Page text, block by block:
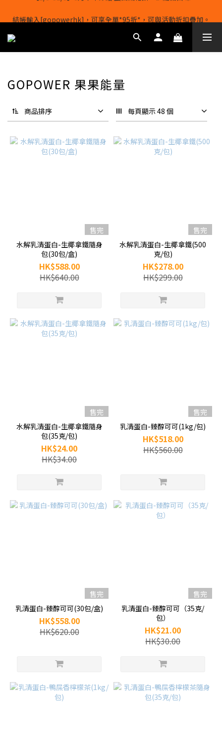
[新會員優惠]新會員註冊即送$20購物金
GOPOWER 果果能量
商品排序 每頁顯示 48 個
售完
水解乳清蛋白-生椰拿鐵隨身
包(30包/盒)
HK$588.00
HK$640.00
售完
水解乳清蛋白-生椰拿鐵(500
克/包)
HK$278.00
HK$299.00
售完
水解乳清蛋白-生椰拿鐵隨身
包(35克/包)
HK$24.00
HK$34.00
售完
乳清蛋白-臻醇可可(1kg/包)
HK$518.00
HK$560.00
售完
乳清蛋白-臻醇可可(30包/盒)
HK$558.00
HK$620.00
售完
乳清蛋白-臻醇可可（35克/
包）
HK$21.00
HK$30.00